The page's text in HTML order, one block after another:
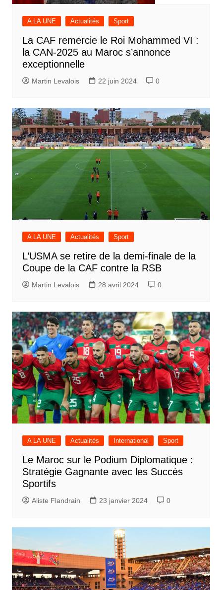
A LA UNE Actualités Sport
La CAF remercie le Roi Mohammed VI :
la CAN-2025 au Maroc s’annonce
exceptionnelle
Martin Levalois 22 juin 2024 0
A LA UNE Actualités Sport
L’USMA se retire de la demi-finale de la
Coupe de la CAF contre la RSB
Martin Levalois 28 avril 2024 0
A LA UNE Actualités International Sport
Le Maroc sur le Podium Diplomatique :
Stratégie Gagnante avec les Succès
Sportifs
Aliste Flandrain 23 janvier 2024 0